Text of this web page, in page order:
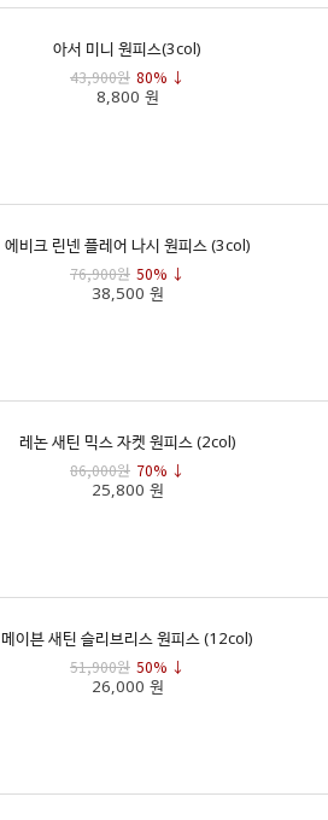
아서 미니 원피스(3col)
43,900원 80% ↓
8,800 원
에비크 린넨 플레어 나시 원피스 (3col)
76,900원 50% ↓
38,500 원
레논 새틴 믹스 자켓 원피스 (2col)
86,000원 70% ↓
25,800 원
메이븐 새틴 슬리브리스 원피스 (12col)
51,900원 50% ↓
26,000 원